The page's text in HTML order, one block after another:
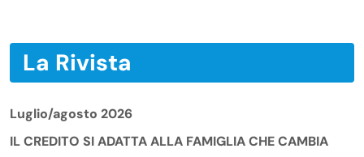
La Rivista
Luglio/agosto 2026
IL CREDITO SI ADATTA ALLA FAMIGLIA CHE CAMBIA